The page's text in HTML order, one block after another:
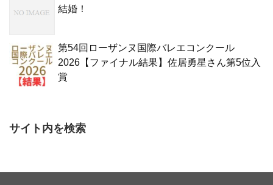
結婚！
第54回ローザンヌ国際バレエコンクール
2026【ファイナル結果】佐居勇星さん第5位入
賞
サイト内を検索